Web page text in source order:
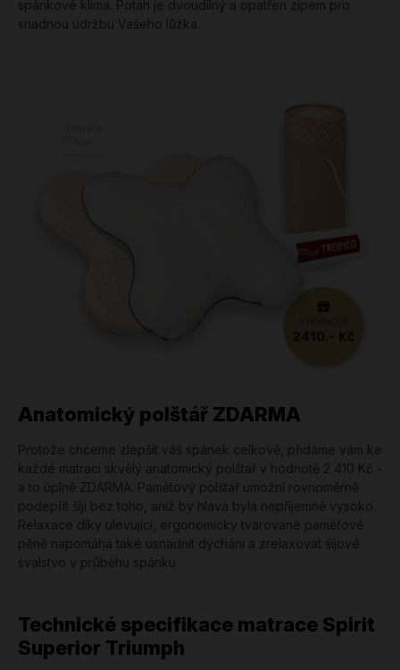
spánkové klima. Potah je dvoudílný a opatřen zipem pro
snadnou údržbu Vašeho lůžka.
Anatomický polštář ZDARMA
Protože chceme zlepšit váš spánek celkově, přidáme vám ke
každé matraci skvělý anatomický polštář v hodnotě 2 410 Kč -
a to úplně ZDARMA. Pamětový polštář umožní rovnoměrně
podepřít šíji bez toho, aniž by hlava byla nepříjemně vysoko.
Relaxace díky ulevující, ergonomicky tvarované paměťové
pěně napomáhá také usnadnit dýchání a zrelaxovat šíjové
svalstvo v průběhu spánku.
Technické specifikace matrace Spirit
Superior Triumph